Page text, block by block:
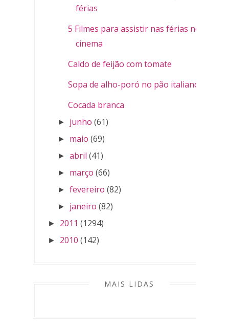
férias
5 Filmes para assistir nas férias no
cinema
Caldo de feijão com tomate
Sopa de alho-poró no pão italiano
Cocada branca
► junho (61)
► maio (69)
►abril (41)
► março (66)
►fevereiro (82)
► janeiro (82)
► 2011 (1294)
► 2010 (142)
MAIS LIDAS